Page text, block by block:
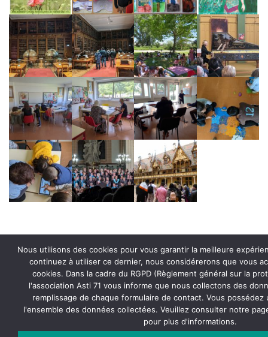
Derniers articles
Nous utilisons des cookies pour vous garantir la meilleure
continuez à utiliser ce dernier, nous considérerons que vous
cookies. Dans la cadre du RGPD (Règlement général sur la
l'association Asti 71 vous informe que nous collectons des
remplissage de chaque formulaire de contact. Vous
l'ensemble des données collectées. Veuillez consulter notre
pour plus d'informations.